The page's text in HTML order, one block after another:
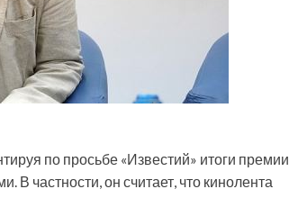
по просьбе «Известий» итоги премии
частности, он считает, что кинолента